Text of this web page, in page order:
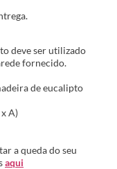
deve ser utilizado
fornecido.
de eucalipto
A)
a queda do seu
aqui